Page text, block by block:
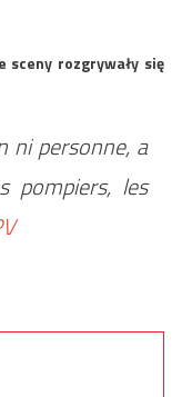
rozgrywały się
ni personne, a
pompiers, les